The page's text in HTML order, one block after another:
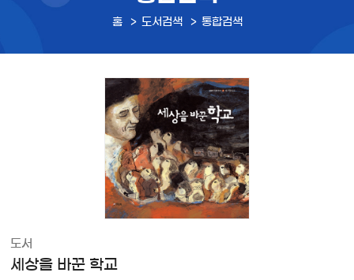
홈 도서검색 통합검색
도서
세상을 바꾼 학교